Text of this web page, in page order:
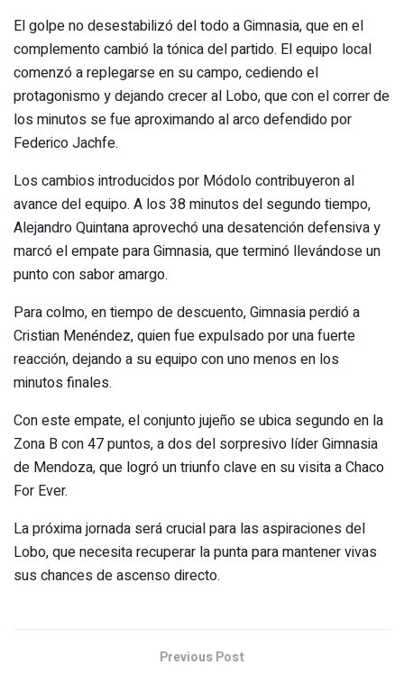
El golpe no desestabilizó del todo a Gimnasia, que en el
complemento cambió la tónica del partido. El equipo local
comenzó a replegarse en su campo, cediendo el
protagonismo y dejando crecer al Lobo, que con el correr de
los minutos se fue aproximando al arco defendido por
Federico Jachfe.
Los cambios introducidos por Módolo contribuyeron al
avance del equipo. A los 38 minutos del segundo tiempo,
Alejandro Quintana aprovechó una desatención defensiva y
marcó el empate para Gimnasia, que terminó llevándose un
punto con sabor amargo.
Para colmo, en tiempo de descuento, Gimnasia perdió a
Cristian Menéndez, quien fue expulsado por una fuerte
reacción, dejando a su equipo con uno menos en los
minutos finales.
Con este empate, el conjunto jujeño se ubica segundo en la
Zona B con 47 puntos, a dos del sorpresivo líder Gimnasia
de Mendoza, que logró un triunfo clave en su visita a Chaco
For Ever.
La próxima jornada será crucial para las aspiraciones del
Lobo, que necesita recuperar la punta para mantener vivas
sus chances de ascenso directo.
Previous Post